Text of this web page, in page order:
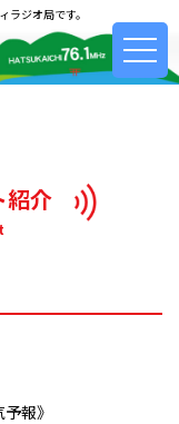
ラジオ局です。
紹介
報》